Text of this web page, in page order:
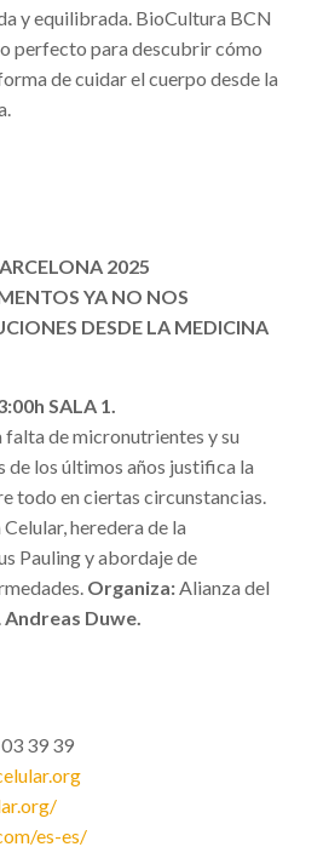
y equilibrada. BioCultura BCN
perfecto para descubrir cómo
de cuidar el cuerpo desde la
2025
YA NO NOS
DESDE LA MEDICINA
SALA 1.
de micronutrientes y su
de los últimos años justifica la
todo en ciertas circunstancias.
heredera de la
Pauling y abordaje de
Organiza:Alianza del
Andreas Duwe.
39 39
es-es/